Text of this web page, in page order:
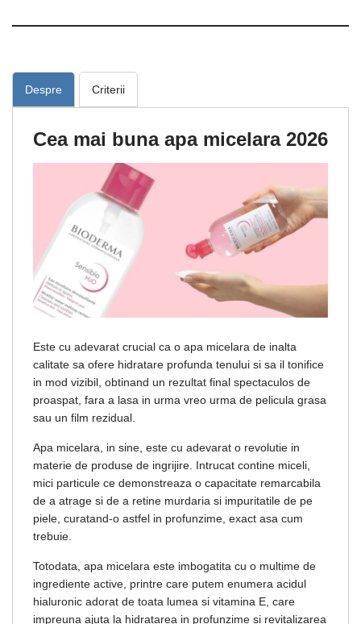
Despre Criterii
Cea mai buna apa micelara 2026
Este cu adevarat crucial ca o apa micelara de inalta
calitate sa ofere hidratare profunda tenului si sa il tonifice
in mod vizibil, obtinand un rezultat final spectaculos de
proaspat, fara a lasa in urma vreo urma de pelicula grasa
sau un film rezidual.
Apa micelara, in sine, este cu adevarat o revolutie in
materie de produse de ingrijire. Intrucat contine miceli,
mici particule ce demonstreaza o capacitate remarcabila
de a atrage si de a retine murdaria si impuritatile de pe
piele, curatand-o astfel in profunzime, exact asa cum
trebuie.
Totodata, apa micelara este imbogatita cu o multime de
ingrediente active, printre care putem enumera acidul
hialuronic adorat de toata lumea si vitamina E, care
impreuna ajuta la hidratarea in profunzime si revitalizarea